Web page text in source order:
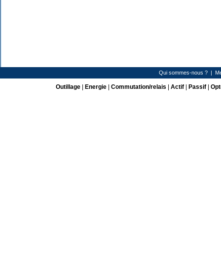
Qui sommes-nous ? |
Outillage| Energie| Commutation/relais Actif| Passif|